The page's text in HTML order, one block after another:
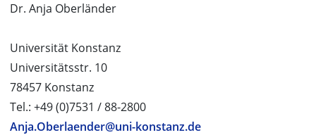
Dr. Anja Oberländer
Universität Konstanz
Universitätsstr. 10
78457 Konstanz
Tel.: +49 (0)7531 / 88-2800
Anja.Oberlaender@uni-konstanz.de